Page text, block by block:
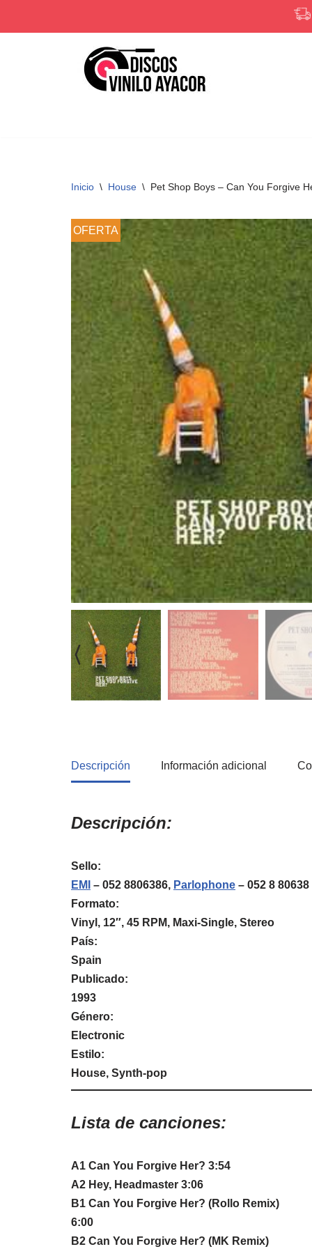
Inicio \ House \ Pet Shop Boys ‎– Can You Forgive
OFERTA
Descripción Información adicional
Descripción:
Sello:
EMI ‎– 052 8806386, Parlophone ‎– 052 8 80638
Formato:
Vinyl, 12″, 45 RPM, Maxi-Single, Stereo
País:
Spain
Publicado:
1993
Género:
Electronic
Estilo:
House, Synth-pop
Lista de canciones:
A1 Can You Forgive Her? 3:54
A2 Hey, Headmaster 3:06
B1 Can You Forgive Her? (Rollo Remix)
6:00
B2 Can You Forgive Her? (MK Remix)